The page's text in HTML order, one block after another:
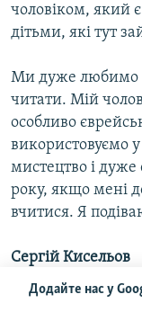
Додайте нас у
чоловіком, який
дітьми, які тут
Ми дуже любимо
читати. Мій
особливо
використовуємо
мистецтво і дуже
року, якщо мені
вчитися. Я
Сергій Кисельов
Я вже говорив,